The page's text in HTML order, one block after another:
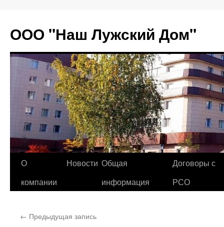
содержимому
ООО "Наш Лужский Дом"
О
компании
Новости Общая
информация
Договоры с
РСО
← Предыдущая запись